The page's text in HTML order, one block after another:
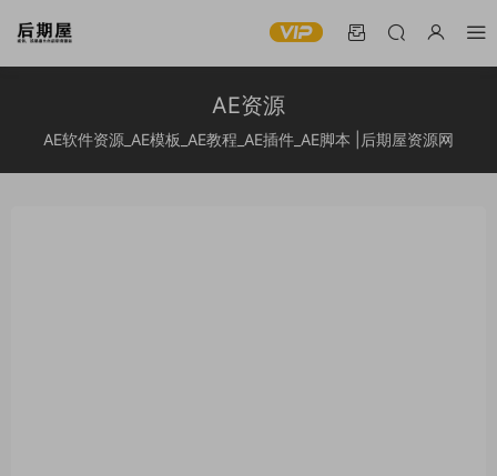
AE资源
AE软件资源_AE模板_AE教程_AE插件_AE脚本 |后期屋资源网